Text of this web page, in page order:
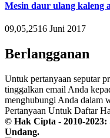
Mesin daur ulang kaleng
09,05,2516 Juni 2017
Berlangganan
Untuk pertanyaan seputar
tinggalkan email Anda
menghubungi Anda dalam
Pertanyaan Untuk Daftar
© Hak Cipta - 2010-
Undang.